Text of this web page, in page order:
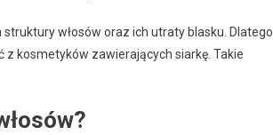
włosów oraz ich utraty blasku. Dlatego
kosmetyków zawierających siarkę. Takie